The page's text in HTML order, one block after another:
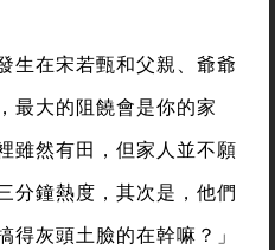
生在宋若甄和父親、爺爺
最大的阻饒會是你的家
雖然有田，但家人並不願
分鐘熱度，其次是，他們
灰頭土臉的在幹嘛？」